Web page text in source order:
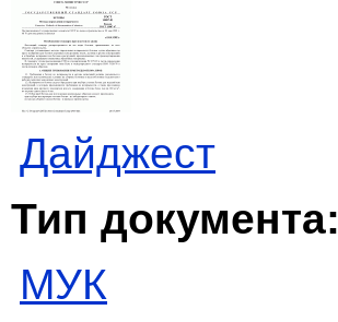
Дайджест
Тип документа:
МУК